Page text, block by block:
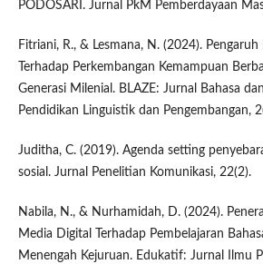
PODOSARI. Jurnal PkM Pemberdayaan
Fitriani, R., & Lesmana, N. (2024).
Terhadap Perkembangan Kemampuan
Generasi Milenial. BLAZE: Jurnal Bahasa
Pendidikan Linguistik dan Pengembangan,
Juditha, C. (2019). Agenda setting
sosial. Jurnal Penelitian Komunikasi, 22(2).
Nabila, N., & Nurhamidah, D. (2024).
Media Digital Terhadap Pembelajaran
Menengah Kejuruan. Edukatif: Jurnal Ilmu